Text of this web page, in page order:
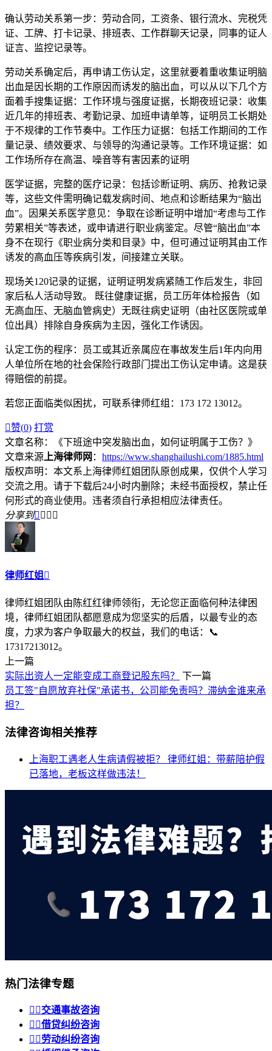
确认劳动关系第一步：劳动合同，工资条、银行流水、完税凭
证、工牌、打卡记录、排班表、工作群聊天记录，同事的证人
证言、监控记录等。
劳动关系确定后，再申请工伤认定，这里就要着重收集证明脑
出血是因长期的工作原因而诱发的脑出血，可以从以下几个方
面着手搜集证据：工作环境与强度证据，长期夜班记录：收集
近几年的排班表、考勤记录、加班申请单等，证明员工长期处
于不规律的工作节奏中。工作压力证据：包括工作期间的工作
量记录、绩效要求、与领导的沟通记录等。工作环境证据：如
工作场所存在高温、噪音等有害因素的证明
医学证据，完整的医疗记录：包括诊断证明、病历、抢救记录
等，这些文件需明确记载发病时间、地点和诊断结果为“脑出
血”。因果关系医学意见：争取在诊断证明中增加“考虑与工作
劳累相关”等表述，或申请进行职业病鉴定。尽管“脑出血”本
身不在现行《职业病分类和目录》中，但可通过证明其由工作
诱发的高血压等疾病引发，间接建立关联。
现场关120记录的证据，证明证明发病紧随工作后发生，非回
家后私人活动导致。 既往健康证据，员工历年体检报告（如
无高血压、无脑血管病史）无既往病史证明（由社区医院或单
位出具）排除自身疾病为主因，强化工作诱因。
认定工伤的程序：员工或其近亲属应在事故发生后1年内向用
人单位所在地的社会保险行政部门提出工伤认定申请。这是获
得赔偿的前提。
若您正面临类似困扰，可联系律师红组：173 172 13012。
赞(0) 打赏
文章名称：《下班途中突发脑出血，如何证明属于工伤？》
文章来源 上海律师网 ： https://www.shanghailushi.com/1885.html
版权声明：本文系上海律师红姐团队原创成果，仅供个人学习
交流之用。请于下载后24小时内删除；未经书面授权，禁止任
何形式的商业使用。违者须自行承担相应法律责任。
分享到   
律师红姐 
律师红姐团队由陈红红律师领衔，无论您正面临何种法律困
境，律师红姐团队都愿意成为您坚实的后盾，以最专业的态
度，力求为客户争取最大的权益，我们的电话：📞
17317213012。
上一篇
实际出资人一定能变成工商登记股东吗？
下一篇
员工签"自愿放弃社保"承诺书，公司能免责吗？滞纳金谁来承
担？
法律咨询相关推荐
上海职工遇老人生病请假被拒？ 律师红姐：带薪陪护假
已落地，老板这样做违法！
热门法律专题
 交通事故咨询
 借贷纠纷咨询
 劳动纠纷咨询